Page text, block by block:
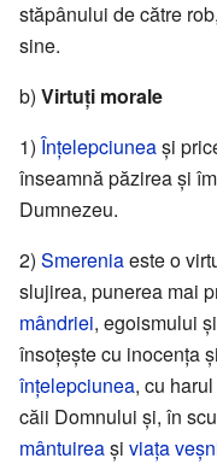
stăpânului de către
sine.
b) Virtuți morale
1) Înțelepciuneași
înseamnă păzirea și
Dumnezeu.
2) Smereniaeste o
slujirea, punerea mai
mândriei, egoismului
însoțește cu inocența
înțelepciunea, cu
căii Domnului și, în
mântuireași viața